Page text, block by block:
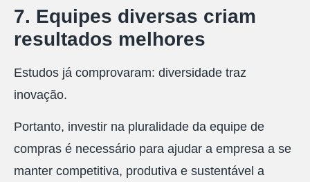
7. Equipes diversas criam
resultados melhores
Estudos já comprovaram: diversidade traz
inovação.
Portanto, investir na pluralidade da equipe de
compras é necessário para ajudar a empresa a se
manter competitiva, produtiva e sustentável a